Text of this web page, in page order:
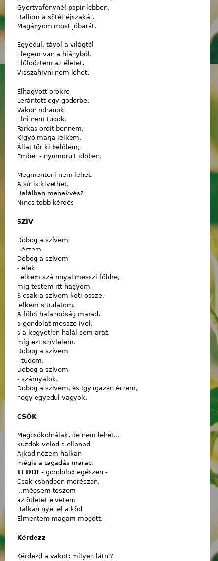
Gyertyafénynél papír lebben,
Hallom a sötét éjszakát,
Magányom most jóbarát.
Egyedül, távol a világtól
Elegem van a hiányból.
Elüldöztem az életet,
Visszahívni nem lehet.
Elhagyott örökre
Lerántott egy gödörbe.
Vakon rohanok
Élni nem tudok.
Farkas ordít bennem,
Kígyó marja lelkem.
Állat tör ki belőlem,
Ember - nyomorult időben.
Megmenteni nem lehet,
A sír is kivethet.
Halálban menekvés?
Nincs több kérdés
SZÍV
Dobog a szívem
- érzem.
Dobog a szívem
- élek.
Lelkem szárnnyal messzi földre,
míg testem itt hagyom.
S csak a szívem köti össze,
lelkem s tudatom.
A földi halandóság marad,
a gondolat messze ível,
s a kegyetlen halál sem arat,
míg ezt szívlelem.
Dobog a szívem
- tudom.
Dobog a szívem
- szárnyalok.
Dobog a szívem, és így igazán érzem,
hogy egyedül vagyok.
CSÓK
Megcsókolnálak, de nem lehet...
küzdök veled s ellened.
Ajkad nézem halkan
mégis a tagadás marad.
TEDD! - gondolod egészen -
Csak csöndben merészen.
...mégsem teszem
az ötletet elvetem
Halkan nyel el a köd
Elmentem magam mögött.
Kérdezz
Kérdezd a vakot: milyen látni?